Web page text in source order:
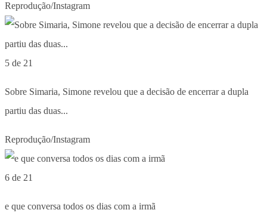
Reprodução/Instagram
5 de 21
Sobre Simaria, Simone revelou que a decisão de encerrar a dupla
partiu das duas...
Reprodução/Instagram
6 de 21
e que conversa todos os dias com a irmã